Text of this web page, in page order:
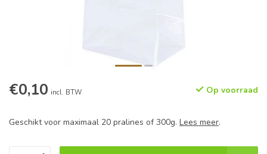
€0,10 incl. BTW Op voorraad
Geschikt voor maximaal 20 pralines of 300g. Lees meer.